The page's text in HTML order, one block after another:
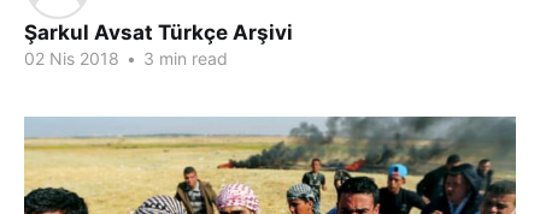
Şarkul Avsat Türkçe Arşivi
02 Nis 2018 • 3 min read